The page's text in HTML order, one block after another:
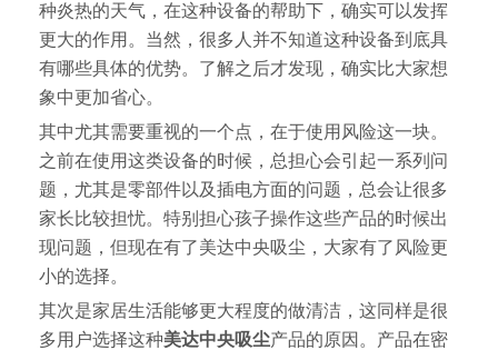
种炎热的天气，在这种设备的帮助下，确实可以发挥
更大的作用。当然，很多人并不知道这种设备到底具
有哪些具体的优势。了解之后才发现，确实比大家想
象中更加省心。
其中尤其需要重视的一个点，在于使用风险这一块。
之前在使用这类设备的时候，总担心会引起一系列问
题，尤其是零部件以及插电方面的问题，总会让很多
家长比较担忧。特别担心孩子操作这些产品的时候出
现问题，但现在有了美达中央吸尘，大家有了风险更
小的选择。
其次是家居生活能够更大程度的做清洁，这同样是很
多用户选择这种美达中央吸尘产品的原因。产品在密